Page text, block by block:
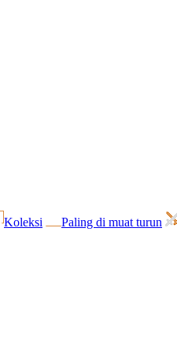
Koleksi Paling di muat turun